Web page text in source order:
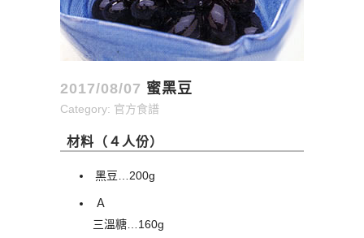
2017/08/07 蜜黑豆
Category: 官方食譜
材料（４人份）
黑豆…200g
Ａ
三溫糖…160g